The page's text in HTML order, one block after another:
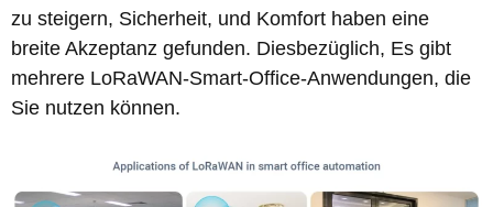
zu steigern, Sicherheit, und Komfort haben eine
breite Akzeptanz gefunden. Diesbezüglich, Es gibt
mehrere LoRaWAN-Smart-Office-Anwendungen, die
Sie nutzen können.